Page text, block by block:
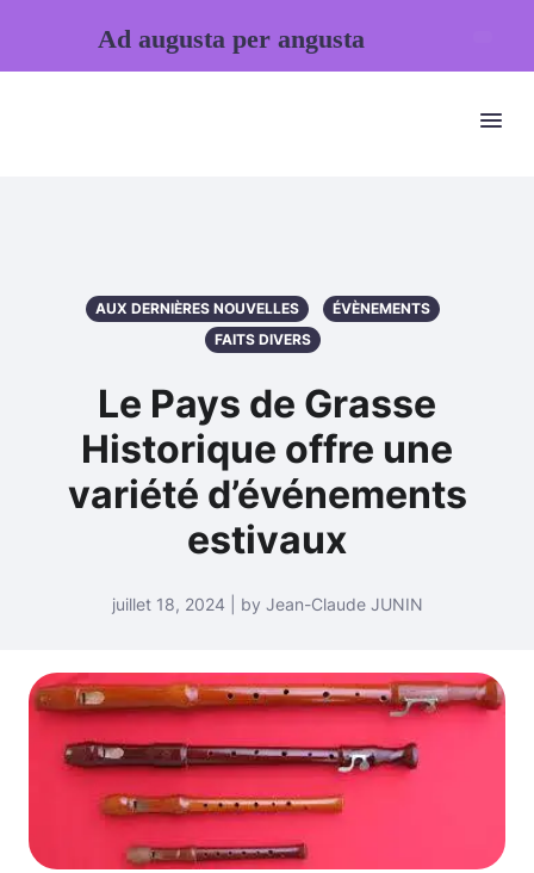
AUX DERNIÈRES NOUVELLES
ÉVÈNEMENTS
FAITS DIVERS
Le Pays de Grasse
Historique offre une
variété d’événements
estivaux
juillet 18, 2024 | by Jean-Claude JUNIN
Ad augusta per angusta